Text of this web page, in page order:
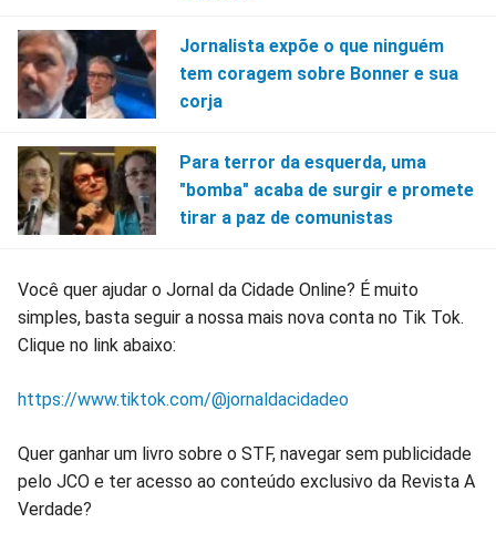
Jornalista expõe o que ninguém
tem coragem sobre Bonner e sua
corja
Para terror da esquerda, uma
"bomba" acaba de surgir e promete
tirar a paz de comunistas
Você quer ajudar o Jornal da Cidade Online? É muito
simples, basta seguir a nossa mais nova conta no Tik Tok.
Clique no link abaixo:
https://www.tiktok.com/@jornaldacidadeo
Quer ganhar um livro sobre o STF, navegar sem publicidade
pelo JCO e ter acesso ao conteúdo exclusivo da Revista A
Verdade?